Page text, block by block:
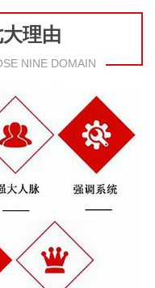
理由
NINE DOMAIN